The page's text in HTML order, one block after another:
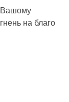
Вашому
на благо